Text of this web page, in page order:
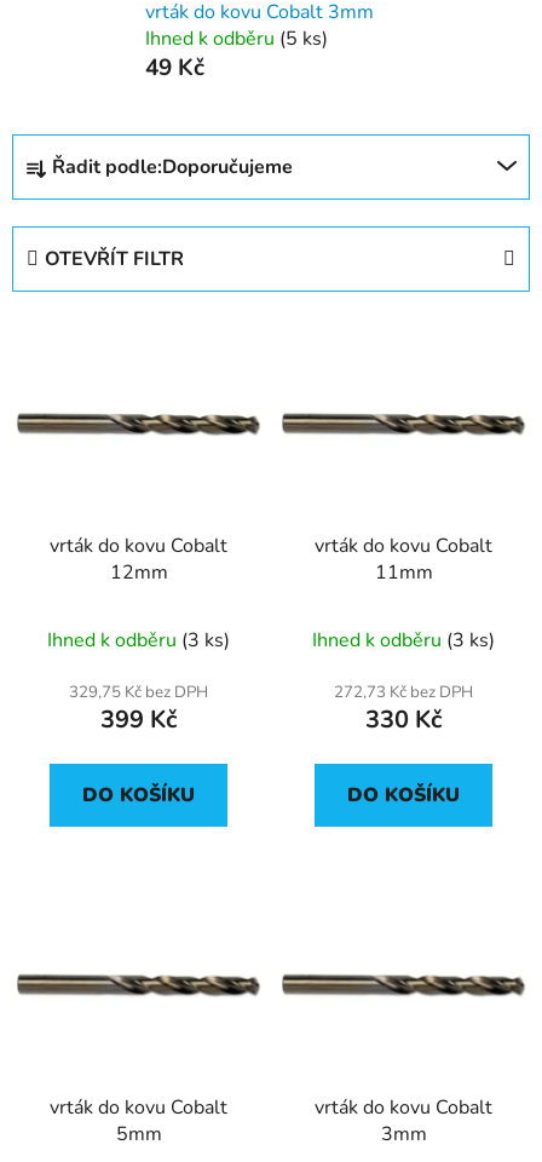
vrták do kovu Cobalt 3mm
Ihned k odběru (5 ks)
49 Kč
Ř
z
d
Řadit podle:Doporučujeme
OTEVŘÍT FILTR
i
vrták do kovu Cobalt
12mm
Ihned k odběru (3 ks)
329,75 Kč bez DPH
399 Kč
DO KOŠÍKU
vrták do kovu Cobalt
11mm
Ihned k odběru (3 ks)
272,73 Kč bez DPH
330 Kč
DO KOŠÍKU
vrták do kovu Cobalt
5mm
vrták do kovu Cobalt
3mm